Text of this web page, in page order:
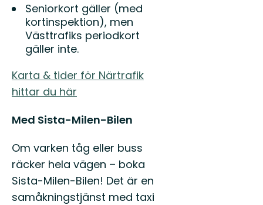
Seniorkort gäller (med
kortinspektion), men
Västtrafiks periodkort
gäller inte.
Karta & tider för Närtrafik
hittar du här
Med Sista-Milen-Bilen
Om varken tåg eller buss
räcker hela vägen – boka
Sista-Milen-Bilen! Det är en
samåkningstjänst med taxi